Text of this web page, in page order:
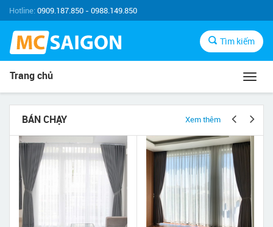
Hotline:0909.187.850 - 0988.149.850
Tìm kiếm
Trang chủ
BÁN CHẠY Xem thêm